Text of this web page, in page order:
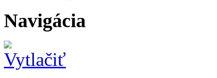
Navigácia